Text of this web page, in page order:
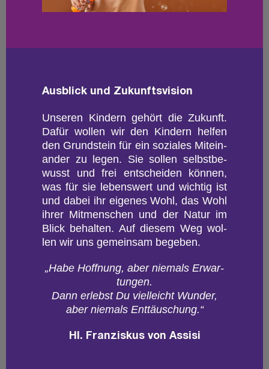
Aus­blick und Zu­kunfts­vi­si­on
Un­se­ren Kin­dern ge­hört die Zu­kunft.
Dafür wol­len wir den Kin­dern hel­fen
den Grund­stein für ein so­zia­les Mit­ein­
an­der zu legen. Sie sol­len selbst­be­
wusst und frei ent­schei­den kön­nen,
was für sie le­bens­wert und wich­tig ist
und dabei ihr ei­ge­nes Wohl, das Wohl
ihrer Mit­men­schen und der Natur im
Blick be­hal­ten. Auf die­sem Weg wol­
len wir uns ge­mein­sam be­ge­ben.
„Habe Hoff­nung, aber nie­mals Er­war­
tun­gen.
Dann er­lebst Du viel­leicht Wun­der,
aber nie­mals Ent­täu­schung.“
Hl. Fran­zis­kus von As­si­si